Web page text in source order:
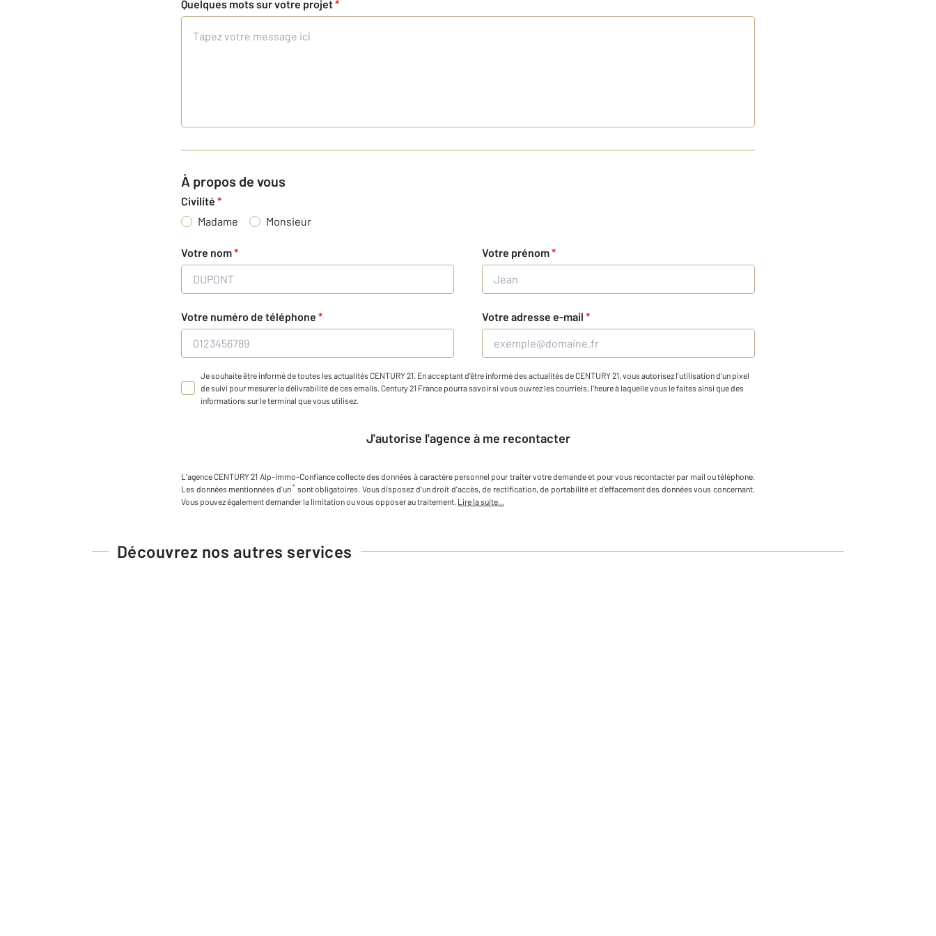
Quelques mots sur votre projet*
À propos de vous
Civilité *
Madame
Monsieur
Votre nom* Votre prénom*
Votre numéro de téléphone * Votre adresse e-mail *
Je souhaite être informé de toutes les actualités CENTURY 21. En acceptant d'être informé des actualités de CENTURY 21, vous autorisez l'utilisation d'un pixel
de suivi pour mesurer la délivrabilité de ces emails. Century 21 France pourra savoir si vous ouvrez les courriels, l'heure à laquelle vous le faites ainsi que des
informations sur le terminal que vous utilisez.
J'autorise l'agence à me recontacter
L'agenceCENTURY 21 Alp-Immo-Confiancecollecte des données à caractère personnel pour traiter votre demande et pour vous recontacter par mail ou téléphone
Les données mentionnées d'un * sont obligatoires. Vous disposez d'un droit d'accès, de rectification, de portabilité et d'effacement des données vous concernant.
Vous pouvez également demander la limitation ou vous opposer au traitement. Lire la suite...
Découvrez nos autres services